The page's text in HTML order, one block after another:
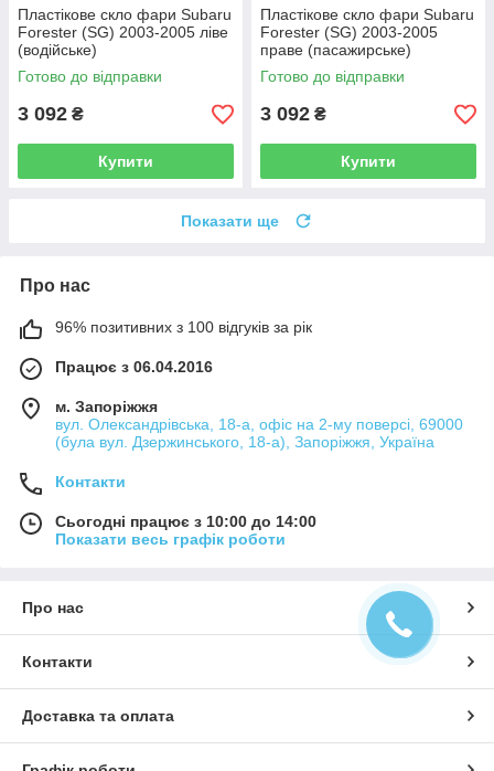
Пластікове скло фари Subaru
Forester (SG) 2003-2005 ліве
(водійське)
Готово до відправки
3 092 ₴
Купити
Пластікове скло фари Subaru
Forester (SG) 2003-2005
праве (пасажирське)
Готово до відправки
3 092 ₴
Купити
Показати ще
Про нас
96% позитивних з 100 відгуків за рік
Працює з 06.04.2016
м. Запоріжжя
вул. Олександрівська, 18-а, офіс на 2-му поверсі, 69000
(була вул. Дзержинського, 18-а), Запоріжжя, Україна
Контакти
Сьогодні працює з 10:00 до 14:00
Показати весь графік роботи
Про нас
Контакти
Доставка та оплата